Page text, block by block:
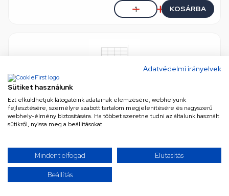
Adatvédelmi irányelvek
Sütiket használunk
Ezt elküldhetjük látogatóink adatainak elemzésére, webhelyünk
fejlesztésére, személyre szabott tartalom megjelenítésére és nagyszerű
webhely-élmény biztosítására. Ha többet szeretne tudni az általunk használt
sütikről, nyissa meg a beállításokat.
Mindent elfogad Elutasítás
Beállítás
KOSÁRBA
Etikett címke, 48,5x25,4mm, 100 lap, 40 címke/lap
eredeti (gyári) minőség